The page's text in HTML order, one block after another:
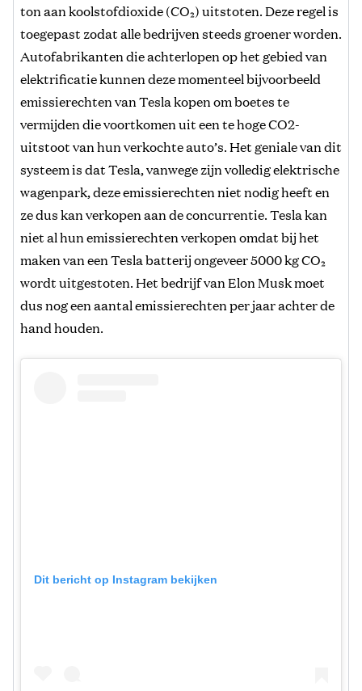
ton aan koolstofdioxide (CO₂) uitstoten. Deze regel is
toegepast zodat alle bedrijven steeds groener worden.
Autofabrikanten die achterlopen op het gebied van
elektrificatie kunnen deze momenteel bijvoorbeeld
emissierechten van Tesla kopen om boetes te
vermijden die voortkomen uit een te hoge CO2-
uitstoot van hun verkochte auto’s. Het geniale van dit
systeem is dat Tesla, vanwege zijn volledig elektrische
wagenpark, deze emissierechten niet nodig heeft en
ze dus kan verkopen aan de concurrentie. Tesla kan
niet al hun emissierechten verkopen omdat bij het
maken van een Tesla batterij ongeveer 5000 kg CO₂
wordt uitgestoten. Het bedrijf van Elon Musk moet
dus nog een aantal emissierechten per jaar achter de
hand houden.
Dit bericht op Instagram bekijken